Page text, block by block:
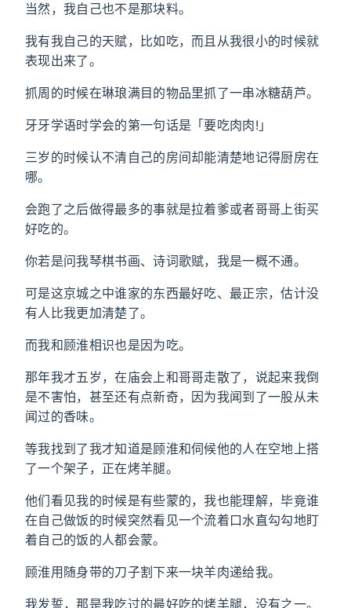
当然，我自己也不是那块料。
我有我自己的天赋，比如吃，而且从我很小的时候就
表现出来了。
抓周的时候在琳琅满目的物品里抓了一串冰糖葫芦。
牙牙学语时学会的第一句话是「要吃肉肉!」
三岁的时候认不清自己的房间却能清楚地记得厨房在
哪。
会跑了之后做得最多的事就是拉着爹或者哥哥上街买
好吃的。
你若是问我琴棋书画、诗词歌赋，我是一概不通。
可是这京城之中谁家的东西最好吃、最正宗，估计没
有人比我更加清楚了。
而我和顾淮相识也是因为吃。
那年我才五岁，在庙会上和哥哥走散了，说起来我倒
是不害怕，甚至还有点新奇，因为我闻到了一股从未
闻过的香味。
等我找到了我才知道是顾淮和伺候他的人在空地上搭
了一个架子，正在烤羊腿。
他们看见我的时候是有些蒙的，我也能理解，毕竟谁
在自己做饭的时候突然看见一个流着口水直勾勾地盯
着自己的饭的人都会蒙。
顾淮用随身带的刀子割下来一块羊肉递给我。
我发誓，那是我吃过的最好吃的烤羊腿，没有之一。